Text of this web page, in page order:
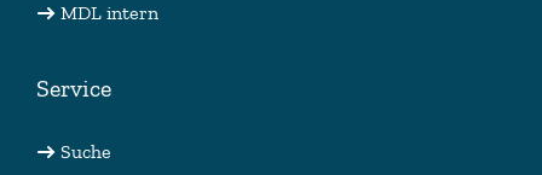
MDL intern
Service
Suche